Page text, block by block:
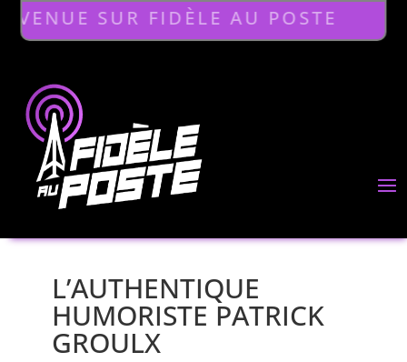
SUR FIDÈLE AU POSTE
L’AUTHENTIQUE
HUMORISTE PATRICK
GROULX